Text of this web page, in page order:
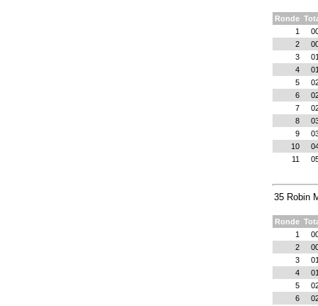
Ronde
1
2
3
4
5
6
7
8
9
10
11
35 Robin
Ronde
1
2
3
4
5
6